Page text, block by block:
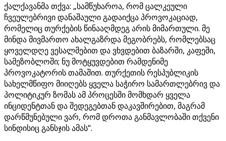
ქალქავანმა თქვა: „სამწუხაროა, რომ ცალკეული
ჩვეულებრივი დანაშაული გადაიქცა პროვოკაციად,
რომელიც თურქების წინააღმდეგ არის მიმართული. მე
მინდა მივმართო ახალგაზრდა მეგობრებს, რომლებსაც
ყოველდღე ვესალმებით და ვხვდებით ბაზარში, კაფეში,
სამეზობლოში; ნუ მოტყუვდებით რამდენიმე
პროვოკატორის თამაშით. თურქეთის რესპუბლიკის
სახელმწიფო მიიღებს ყველა საჭირო სამართლებრივ და
პოლიტიკურ ზომას ამ პროცესში მომხდარ ყველა
ინციდენტთან და შედეგებთან დაკავშირებით, მაგრამ
დარწმუნებული ვარ, რომ დროთა განმავლობაში თქვენი
სინდისიც განსჯის ამას“.